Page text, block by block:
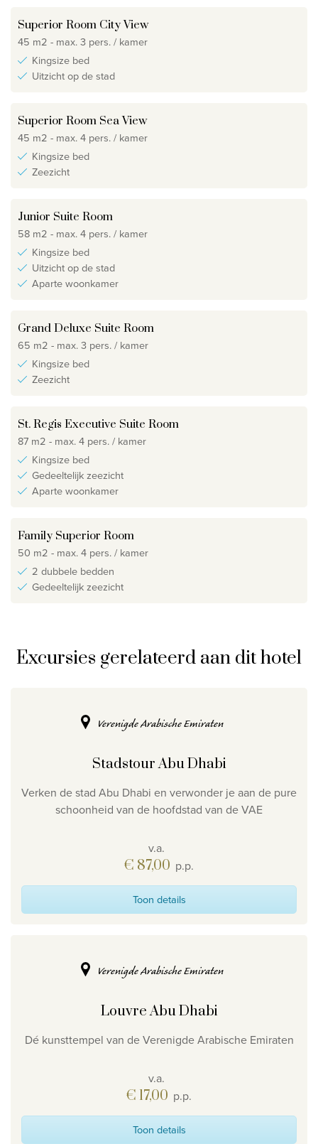
Superior Room City View
45 m2 - max. 3 pers. / kamer
Kingsize bed
Uitzicht op de stad
Superior Room Sea View
45 m2 - max. 4 pers. / kamer
Kingsize bed
Zeezicht
Junior Suite Room
58 m2 - max. 4 pers. / kamer
Kingsize bed
Uitzicht op de stad
Aparte woonkamer
Grand Deluxe Suite Room
65 m2 - max. 3 pers. / kamer
Kingsize bed
Zeezicht
St. Regis Executive Suite Room
87 m2 - max. 4 pers. / kamer
Kingsize bed
Gedeeltelijk zeezicht
Aparte woonkamer
Family Superior Room
50 m2 - max. 4 pers. / kamer
2 dubbele bedden
Gedeeltelijk zeezicht
Excursies gerelateerd aan dit hotel
Verenigde Arabische Emiraten
Stadstour Abu Dhabi
Verken de stad Abu Dhabi en verwonder je aan de pure
schoonheid van de hoofdstad van de VAE
v.a.
€ 87,00 p.p.
Toon details
Verenigde Arabische Emiraten
Louvre Abu Dhabi
Dé kunsttempel van de Verenigde Arabische Emiraten
v.a.
€ 17,00 p.p.
Toon details